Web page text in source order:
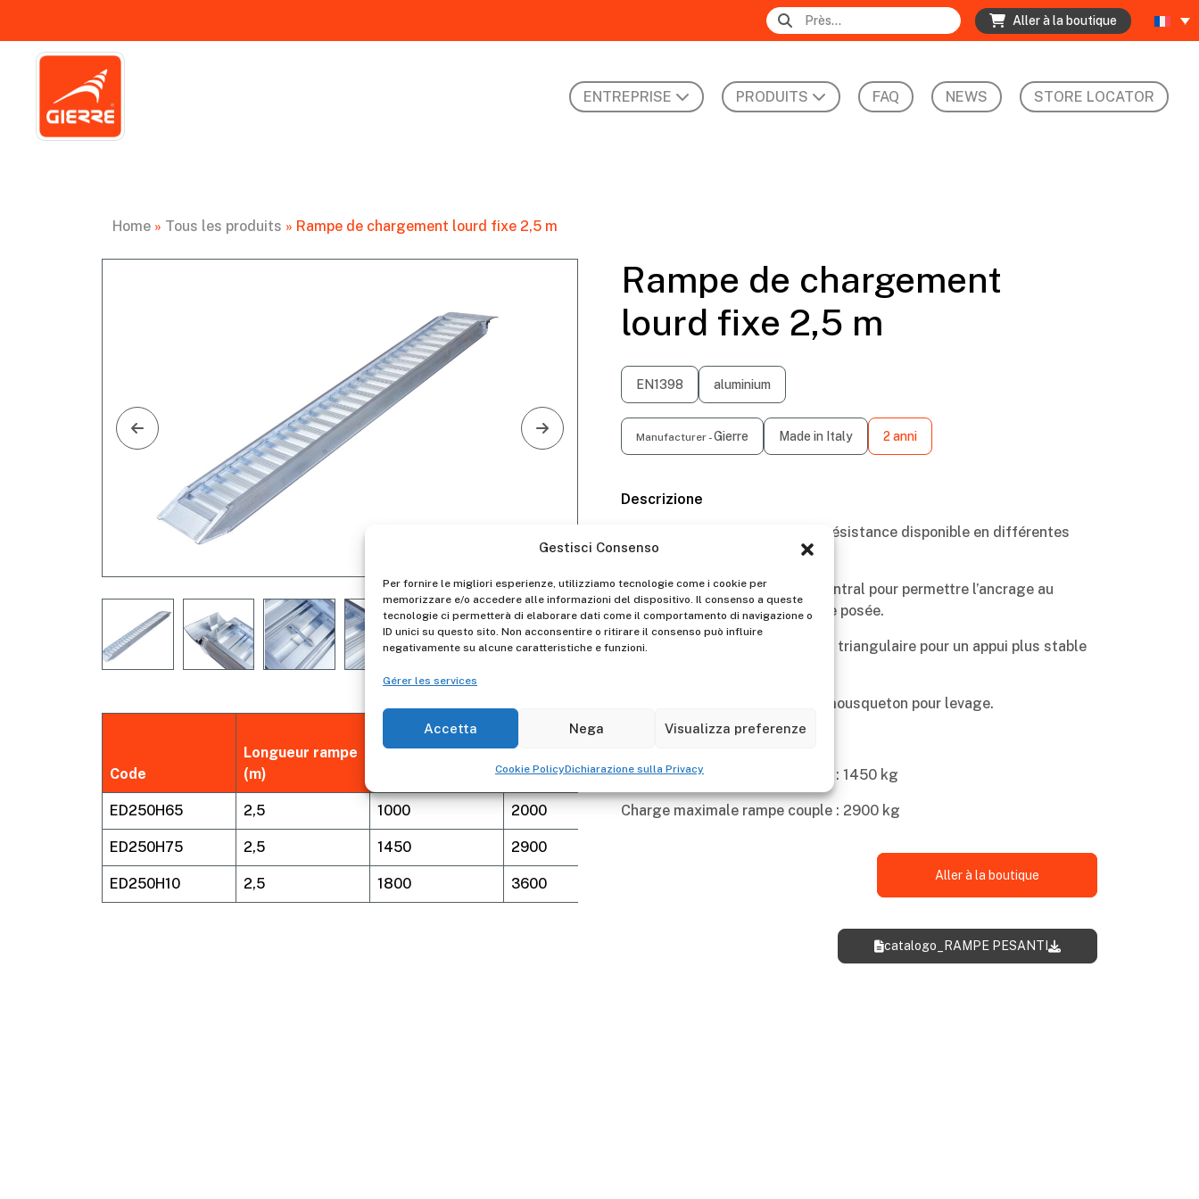
Gestisci Consenso
Per fornire le migliori esperienze, utilizziamo tecnologie come i cookie per
memorizzare e/o accedere alle informazioni del dispositivo. Il consenso a queste
tecnologie ci permetterà di elaborare dati come il comportamento di navigazione o
ID unici su questo sito. Non acconsentire o ritirare il consenso può influire
negativamente su alcune caratteristiche e funzioni.
Gérer les services
Accetta Nega Visualizza preferenze
Cookie PolicyDichiarazione sulla Privacy
Aller à la boutique
ENTREPRISE PRODUITS FAQ NEWS STORE LOCATOR
Home » Tous les produits » Rampe de chargement lourd fixe 2,5 m
Code
Longueur rampe
(m)
Capacité de
charge maximale
Capacité de
couple max (kg)
Poids (kg)
ED250H65 2,5 1000 2000 32,00
ED250H75 2,5 1450 2900
ED250H10 2,5 1800 3600
Rampe de chargement
lourd fixe 2,5 m
EN1398 aluminium
Manufacturer -Gierre Made in Italy 2 anni
Descrizione
Rampe avec structure à haute résistance disponible en différentes
largeurs.
La tête de la rampe a un trou central pour permettre l’ancrage au
véhicule sur lequel elle doit être posée.
La queue de la rampe a un profil triangulaire pour un appui plus stable
Possibilité d’accrochage avec mousqueton pour levage.
Support soudé à l’arrière.
Charge maximale rampe simple : 1450 kg
Charge maximale rampe couple : 2900 kg
Aller à la boutique
catalogo_RAMPE PESANTI